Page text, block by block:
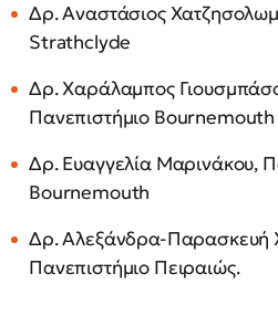
Δρ. Αναστάσιος
Strathclyde
Δρ. Χαράλαμπος
Πανεπιστήμιο Bournemouth
Δρ. Ευαγγελία Μαρινάκου,
Bournemouth
Δρ. Αλεξάνδρα-Παρασκευή
Πανεπιστήμιο Πειραιώς.